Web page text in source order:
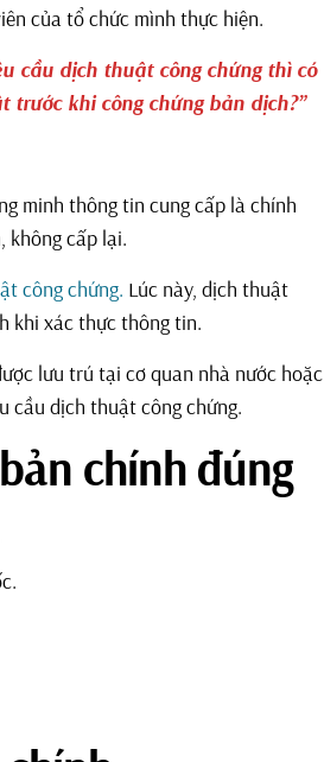
của tổ chức mình thực hiện.
cầu dịch thuật công chứng thì có
khi công chứng bản dịch?”
minh thông tin cung cấp là chính
không cấp lại.
công chứng. Lúc này, dịch thuật
khi xác thực thông tin.
lưu trú tại cơ quan nhà nước hoặc
cầu dịch thuật công chứng.
chính đúng